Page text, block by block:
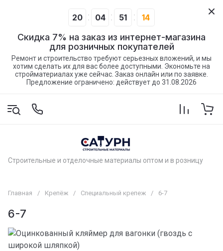
20 04 51 14
Скидка 7% на заказ из интернет-магазина
для розничных покупателей
Ремонт и строительство требуют серьезных вложений, и мы
хотим сделать их для вас более доступными. Экономьте на
стройматериалах уже сейчас. Заказ онлайн или по заявке.
Предложение ограничено: действует до 31.08.2026
Строительные и отделочные материалы оптом и в розницу
Главная / Крепёж / Специальный крепеж / 6-7
6-7